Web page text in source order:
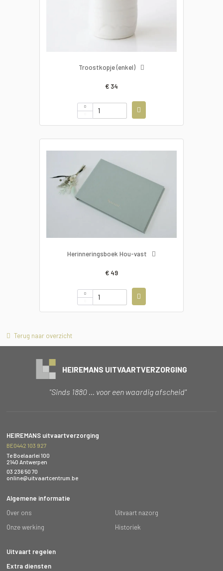
Troostkopje (enkel)
€ 34
Herinneringsboek Hou-vast
€ 49
Terug naar overzicht
HEIREMANS UITVAARTVERZORGING
"Sinds 1880 … voor een waardig afscheid"
HEIREMANS uitvaartverzorging
BE0442 103 927
Te Boelaarlei 100
2140 Antwerpen
03 236 50 70
online@uitvaartcentrum.be
Algemene informatie
Over ons
Uitvaart nazorg
Onze werking
Historiek
Uitvaart regelen
Extra diensten